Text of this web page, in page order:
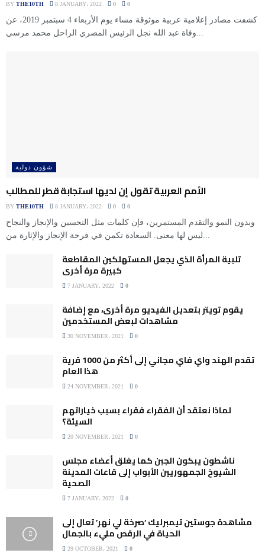
BY THE10TH 8 JANUARY، 2022 0 0
كشفت مصادر إعلامية عربية موثوقة مساء يوم الأربعاء 4 سبتمبر 2019، عن
وفاة عبد الله نجل الرئيس المصري الراحل محمد مرسي...
شؤون دولية
الأمم العربية تقول إن لديها استجابة قطر للمطالب
BY THE10TH 8 JANUARY، 2022 0 0
وبدون النمو والتقدم المستمرين، فإن كلمات مثل التحسين والإنجاز والنجاح
ليس لها معنى. السعادة تكمن في فرحة الإنجاز والإثارة من...
تلبية المرأة الذي يجعل المستهلكين المقاطعة
كبيرة مرة أخرى
7 JANUARY، 2022 0
يقوم تويتر بتعديل الفيديو مرة أخرى، مع إضافة
مشاهدات لبعض المستخدمين
30 NOVEMBER، 2021 0
تقدم الهند واي فاي مجاني إلى أكثر من 1000 قرية
هذا العام
24 NOVEMBER، 2021 0
لماذا نعتقد أن الفقراء فقراء بسبب خياراتهم
السيئة؟
20 NOVEMBER، 2021 0
ناشطون يبكون الجبن كما يغلق أعضاء مجلس
الشيوخ الجمهوريين الأبواب إلى قاعات المدينة
الصحية
7 JANUARY، 2022 0
مشاهدة جوستين تيمبرليك ‘صرخة لي نهر’ تعال إلى
الحياة في الرقص مليء بالجمال
29 OCTOBER، 2021 0